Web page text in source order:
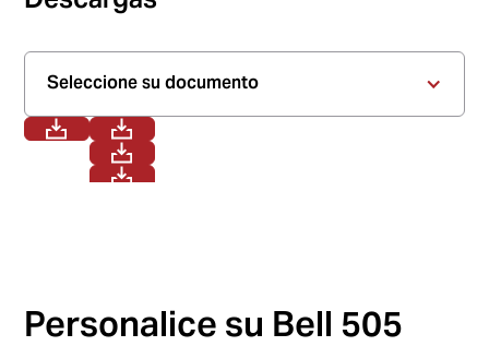
Seleccione su documento
Personalice su Bell 505